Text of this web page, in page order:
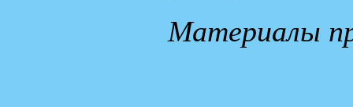
Материалы